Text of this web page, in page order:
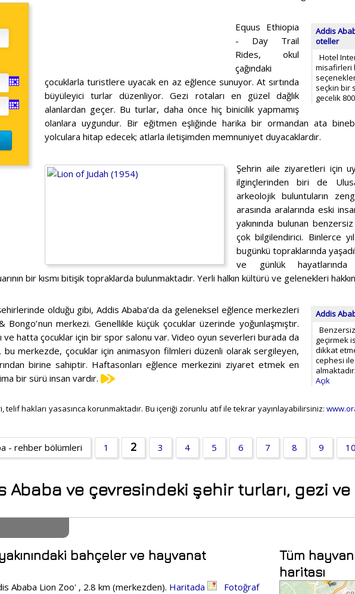
Addis
oteller
Hotel
misafirleri
seçkin bir
gecelik
Equus Ethiopia
- Day Trail
Rides, okul
çağındaki
çocuklarla turistlere uyacak en az eğlence sunuyor. At sırtında
büyüleyici turlar düzenliyor. Gezi rotaları en güzel dağlık
alanlardan geçer. Bu turlar, daha önce hiç binicilik yapmamış
olanlara uygundur. Bir eğitmen eşliğinde harika bir ormandan ata
yolculara hitap edecek; atlarla iletişimden memnuniyet duyacaklardır.
Şehrin aile ziyaretleri için
ilginçlerinden biri de
arkeolojik buluntuların
arasında aralarında eski
yakınında bulunan
çok bilgilendirici. Binlerce
bugünkü topraklarında
ve günlük hayatlarında
bir kısmı bitişik topraklarda bulunmaktadır. Yerli halkın kültürü ve gelenekleri
Addis
geçirmek
dikkat
cephesi
Açık
olduğu gibi, Addis Ababa’da da geleneksel eğlence merkezleri
merkezi. Genellikle küçük çocuklar üzerinde yoğunlaşmıştır.
ve hatta çocuklar için bir spor salonu var. Video oyun severleri burada da
bu merkezde, çocuklar için animasyon filmleri düzenli olarak sergileyen,
birine sahiptir. Haftasonları eğlence merkezini ziyaret etmek en
bir sürü insan vardır.
hakları yasasınca korunmaktadır. Bu içeriği zorunlu atıf ile tekrar yayınlayabilirsiniz:
- rehber bölümleri 1 2 3 4 5 6 7 8 9 10
Ababa ve çevresindeki şehir turları, gezi
Tüm
haritası
bahçeler ve hayvanat
Ababa Lion Zoo' , 2.8 km (merkezden). Haritada Fotoğraf